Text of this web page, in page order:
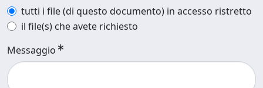
tutti i file (di questo documento) in accesso ristretto
il file(s) che avete richiesto
Messaggio